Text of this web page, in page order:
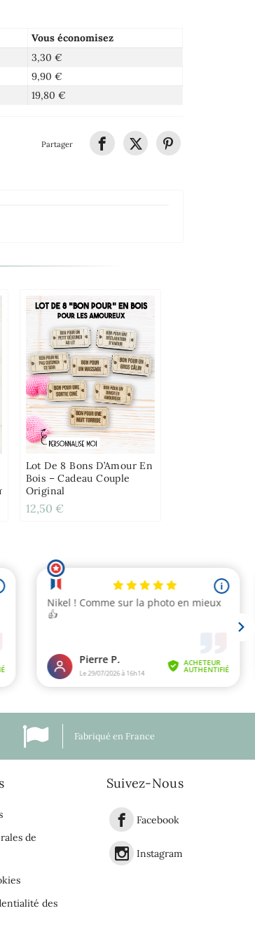
Vous économisez
3,30 €
9,90 €
19,80 €
Partager
Lot De 8 Bons D’Amour En
Bois – Cadeau Couple
Original
12,50 €
Fabriqué en France
de
des
Suivez-Nous
Facebook
Instagram